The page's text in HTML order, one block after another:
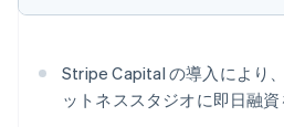
その他
Radar
不正防止
ビス
Stripe Capital の導入により
ットネススタジオに即日融